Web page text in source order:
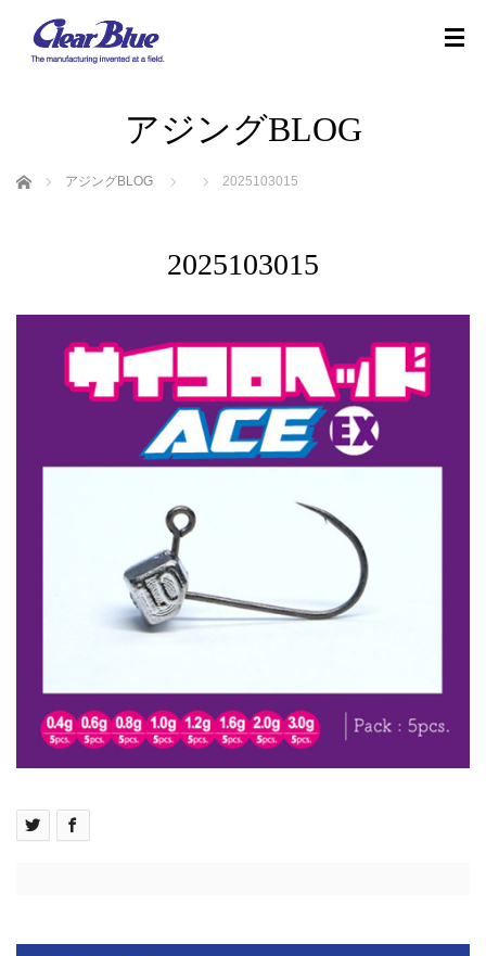
アジングBLOG
ホーム アジングBLOG 2025103015
2025103015